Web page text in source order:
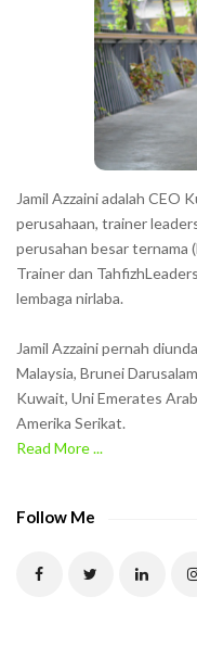
Jamil Azzaini adalah CEO
perusahaan, trainer
perusahan besar ternama
Trainer dan
lembaga nirlaba.
Jamil Azzaini pernah
Malaysia, Brunei
Kuwait, Uni Emerates
Amerika Serikat.
Read More ...
Follow Me